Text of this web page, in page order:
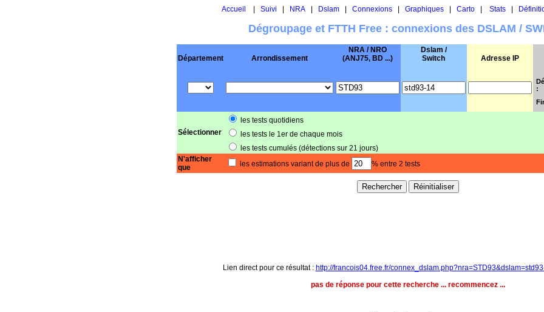
Accueil Suivi NRA| Dslam| Connexions| Graphiques| Carto| Stats|
Dégroupage et FTTH Free : connexions des DSLAM /
Département Arrondissement
NRA / NRO
(ANJ75, BD ...)
Dslam /
Switch
Adresse IP
:
Sélectionner
les tests quotidiens
les tests le 1er de chaque mois
les tests cumulés (détections sur 21 jours)
N'afficher
que
les estimations variant de plus de % entre 2 tests
Lien direct pour ce résultat : http://francois04.free.fr/
pas de réponse pour cette recherche ... recommencez ...